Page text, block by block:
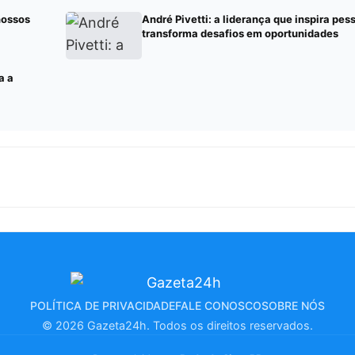
André Pivetti: a liderança que inspira
transforma desafios em oportunidades
a
POLÍTICA DE PRIVACIDADEFALE CONOSCOSOBRE NÓS
© 2026 Gazeta24h. Todos os direitos reservados.